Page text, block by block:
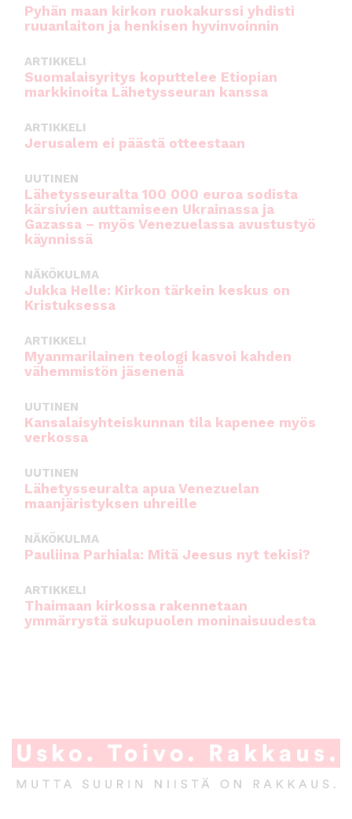
o
k
p
Pyhän maan kirkon ruokakurssi yhdisti
ruuanlaiton ja henkisen hyvinvoinnin
ARTIKKELI
Suomalaisyritys koputtelee Etiopian
markkinoita Lähetysseuran kanssa
ARTIKKELI
Jerusalem ei päästä otteestaan
UUTINEN
Lähetysseuralta 100 000 euroa sodista
kärsivien auttamiseen Ukrainassa ja
Gazassa – myös Venezuelassa avustustyö
käynnissä
NÄKÖKULMA
Jukka Helle: Kirkon tärkein keskus on
Kristuksessa
ARTIKKELI
Myanmarilainen teologi kasvoi kahden
vähemmistön jäsenenä
UUTINEN
Kansalaisyhteiskunnan tila kapenee myös
verkossa
UUTINEN
Lähetysseuralta apua Venezuelan
maanjäristyksen uhreille
NÄKÖKULMA
Pauliina Parhiala: Mitä Jeesus nyt tekisi?
ARTIKKELI
Thaimaan kirkossa rakennetaan
ymmärrystä sukupuolen moninaisuudesta